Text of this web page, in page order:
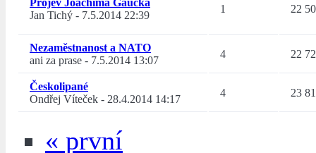
Projev Joachima Gaucka
Jan Tichý - 7.5.2014 22:39
1 22
Nezaměstnanost a NATO
ani za prase - 7.5.2014 13:07
4 22
Českolipané
Ondřej Víteček - 28.4.2014 14:17
4 23
« první